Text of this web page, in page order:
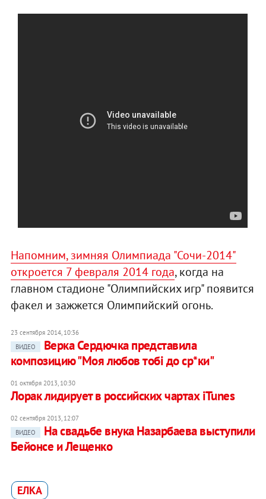
Напомним, зимняя Олимпиада "Сочи-2014"
откроется 7 февраля 2014 года, когда на
главном стадионе "Олимпийских игр" появится
факел и зажжется Олимпийский огонь.
23 сентября 2014, 10:36
ВИДЕО
Верка Сердючка представила
композицию "Моя любов тобі до ср*ки"
01 октября 2013, 10:30
Лорак лидирует в российских чартах iTunes
02 сентября 2013, 12:07
ВИДЕО
На свадьбе внука Назарбаева выступили
Бейонсе и Лещенко
ЕЛКА